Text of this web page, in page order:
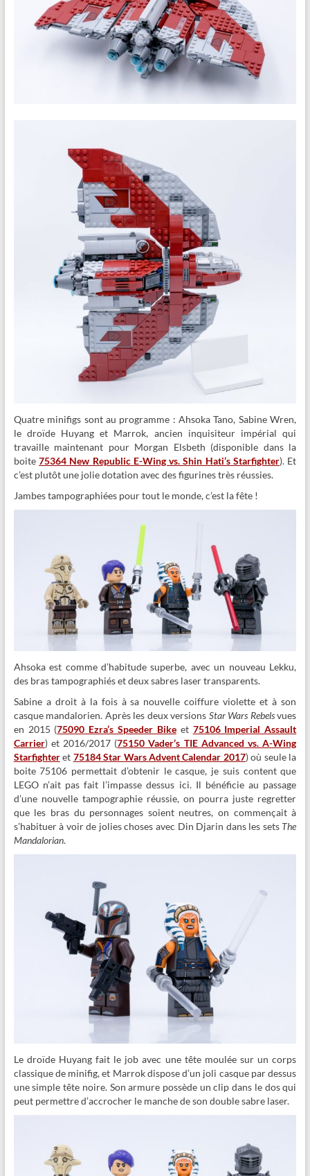
Quatre minifigs sont au programme : Ahsoka Tano, Sabine Wren,
le droïde Huyang et Marrok, ancien inquisiteur impérial qui
travaille maintenant pour Morgan Elsbeth (disponible dans la
boite75364 New Republic E-Wing vs. Shin Hati’s Starfighter). Et
c’est plutôt une jolie dotation avec des figurines très réussies.
Jambes tampographiées pour tout le monde, c’est la fête !
Ahsoka est comme d’habitude superbe, avec un nouveau Lekku,
des bras tampographiés et deux sabres laser transparents.
Sabine a droit à la fois à sa nouvelle coiffure violette et à son
casque mandalorien. Après les deux versions Star Wars Rebelsvues
en 2015 (75090 Ezra’s Speeder Bikeet 75106 Imperial Assault
Carrier) et 2016/2017 (75150 Vader’s TIE Advanced vs. A-Wing
Starfighteret 75184 Star Wars Advent Calendar 2017) où seule la
boite 75106 permettait d’obtenir le casque, je suis content que
LEGO n’ait pas fait l’impasse dessus ici. Il bénéficie au passage
d’une nouvelle tampographie réussie, on pourra juste regretter
que les bras du personnages soient neutres, on commençait à
s’habituer à voir de jolies choses avec Din Djarin dans les sets The
Mandalorian.
Le droïde Huyang fait le job avec une tête moulée sur un corps
classique de minifig, et Marrok dispose d’un joli casque par dessus
une simple tête noire. Son armure possède un clip dans le dos qui
peut permettre d’accrocher le manche de son double sabre laser.